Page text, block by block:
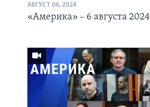
АВГУСТ 06, 2024
«Америка» – 6 августа 2024